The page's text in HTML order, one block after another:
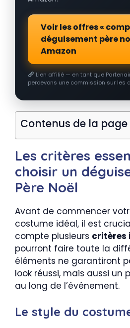
Voir les offres «
déguisement père
Amazon
Lien affilié — en tant que
percevons une commission sur les
Contenus de la page
Les critères
choisir un
Père Noël
Avant de commencer
costume idéal, il est
compte plusieurs critères
pourront faire toute la
éléments ne garantiront
look réussi, mais aussi un
au long de l’événement.
Le style du